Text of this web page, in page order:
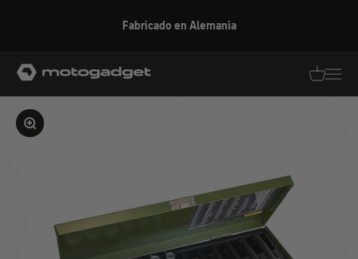
Fabricado en Alemania
motogadget GmbH
Ampliar la imagen